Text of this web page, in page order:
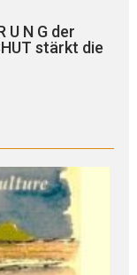
U N G der
stärkt die